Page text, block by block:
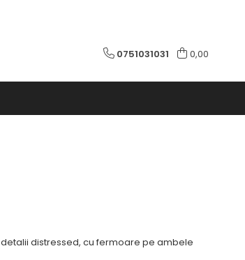
0751031031 0,00
distressed, cu fermoare pe ambele